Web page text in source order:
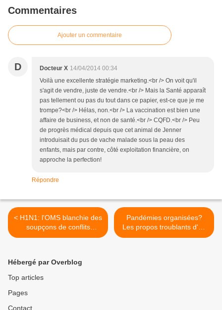
Commentaires
Ajouter un commentaire
D Docteur X 14/04/2014 00:34
Voilà une excellente stratégie marketing.<br /> On voit qu'il
s'agit de vendre, juste de vendre.<br /> Mais la Santé apparaît
pas tellement ou pas du tout dans ce papier, est-ce que je me
trompe?<br /> Hélas, non.<br /> La vaccination est bien une
affaire de business, et non de santé.<br /> CQFD.<br /> Peu
de progrès médical depuis que cet animal de Jenner
introduisait du pus de vache malade sous la peau des
enfants, mais par contre, côté exploitation financière, on
approche la perfection!
Répondre
< H1N1: l'OMS blanchie des
soupçons de conflits
d'intérêts selon un rapport
Pandémies organisées?
Les propos troublants d'un
représentant du secteur en
Hébergé par Overblog
Top articles
Pages
Contact